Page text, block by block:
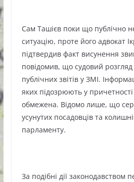
Сам Ташієв поки що публічно
ситуацію, проте його адвокат
підтвердив факт висунення
повідомив, що судовий розгляд
публічних звітів у ЗМІ.
яких підозрюють у
обмежена. Відомо лише, що
усунутих посадовців та
парламенту.
За подібні дії законодавством